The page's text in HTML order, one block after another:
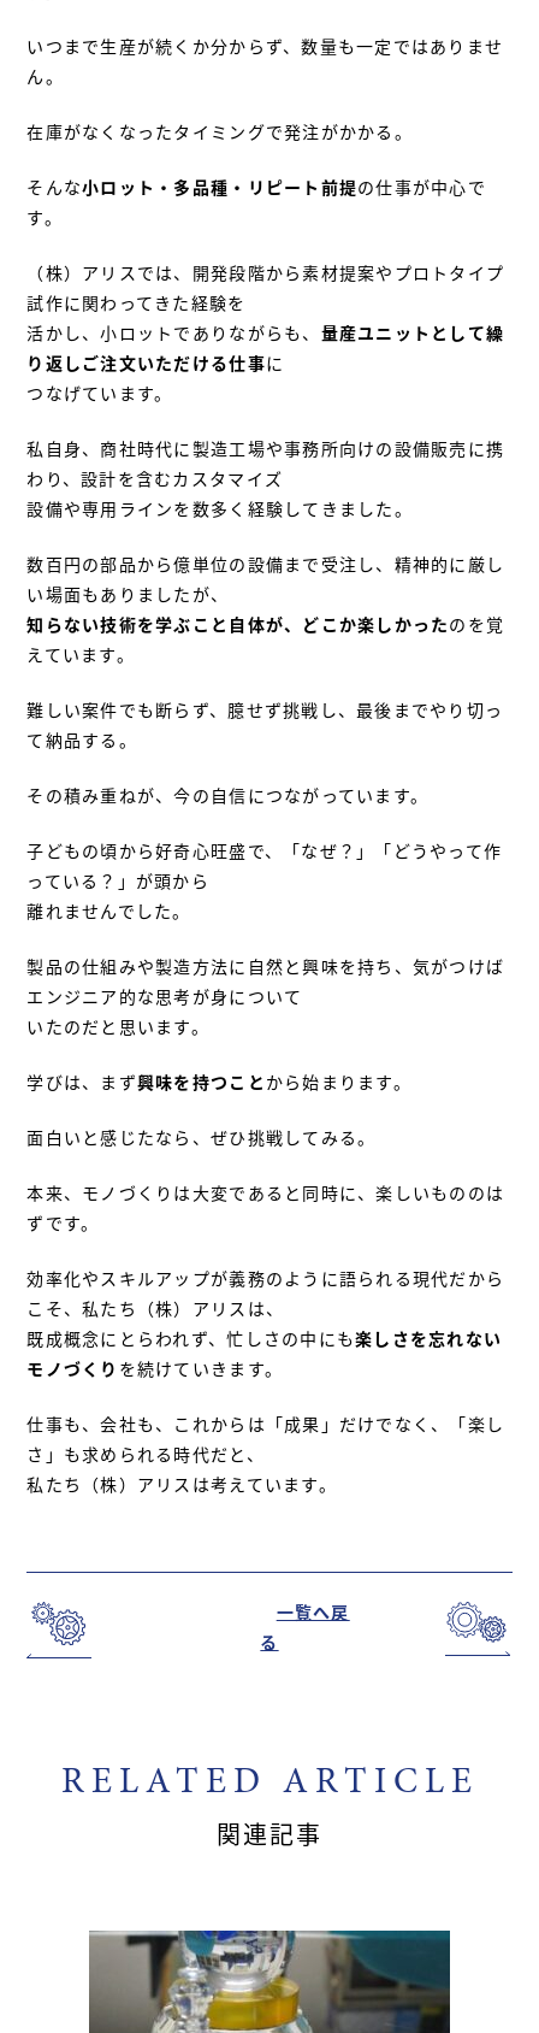
いつまで生産が続くか分からず、数量も一定ではありませ
ん。
在庫がなくなったタイミングで発注がかかる。
そんな小ロット・多品種・リピート前提の仕事が中心で
す。
（株）アリスでは、開発段階から素材提案やプロトタイプ
試作に関わってきた経験を
活かし、小ロットでありながらも、 量産ユニットとして繰
り返しご注文いただける仕事に
つなげています。
私自身、商社時代に製造工場や事務所向けの設備販売に携
わり、設計を含むカスタマイズ
設備や専用ラインを数多く経験してきました。
数百円の部品から億単位の設備まで受注し、精神的に厳し
い場面もありましたが、
知らない技術を学ぶこと自体が、どこか楽しかったのを覚
えています。
難しい案件でも断らず、臆せず挑戦し、最後までやり切っ
て納品する。
その積み重ねが、今の自信につながっています。
子どもの頃から好奇心旺盛で、「なぜ？」「どうやって作
っている？」が頭から
離れませんでした。
製品の仕組みや製造方法に自然と興味を持ち、気がつけば
エンジニア的な思考が身について
いたのだと思います。
学びは、まず興味を持つこと から始まります。
面白いと感じたなら、ぜひ挑戦してみる。
本来、モノづくりは大変であると同時に、楽しいもののは
ずです。
効率化やスキルアップが義務のように語られる現代だから
こそ、私たち（株）アリスは、
既成概念にとらわれず、忙しさの中にも楽しさを忘れない
モノづくり を続けていきます。
仕事も、会社も、これからは「成果」だけでなく、「楽し
さ」も求められる時代だと、
私たち（株）アリスは考えています。
一覧へ戻
る
RELATED ARTICLE
関連記事